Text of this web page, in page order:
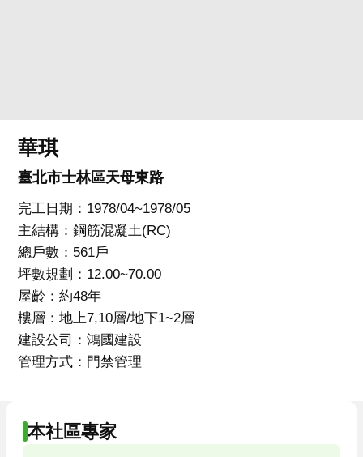
華琪
臺北市士林區天母東路
完工日期：1978/04~1978/05
主結構：鋼筋混凝土(RC)
總戶數：561戶
坪數規劃：12.00~70.00
屋齡：約48年
樓層：地上7,10層/地下1~2層
建設公司：鴻國建設
管理方式：門禁管理
本社區專家